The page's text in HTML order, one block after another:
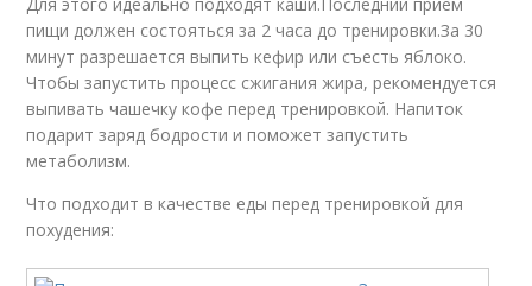
пищи должен состояться за 2 часа до тренировки.За 30
минут разрешается выпить кефир или съесть яблоко.
Чтобы запустить процесс сжигания жира, рекомендуется
выпивать чашечку кофе перед тренировкой. Напиток
подарит заряд бодрости и поможет запустить
метаболизм.
Что подходит в качестве еды перед тренировкой для
похудения: